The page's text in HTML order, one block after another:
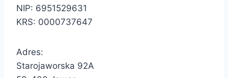
NIP: 6951529631
KRS: 0000737647
Adres:
Starojaworska 92A